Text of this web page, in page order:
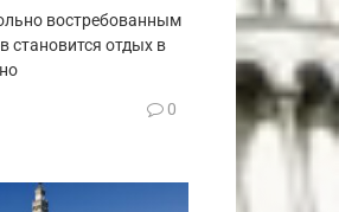
востребованным
становится отдых в
0